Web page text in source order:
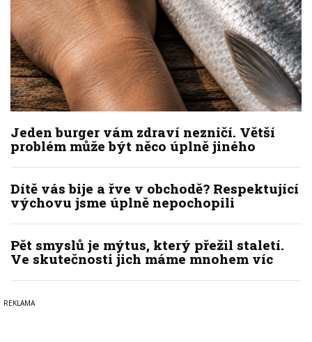
Jeden burger vám zdraví nezničí. Větší
problém může být něco úplně jiného
Dítě vás bije a řve v obchodě? Respektující
výchovu jsme úplně nepochopili
Pět smyslů je mýtus, který přežil staletí.
Ve skutečnosti jich máme mnohem víc